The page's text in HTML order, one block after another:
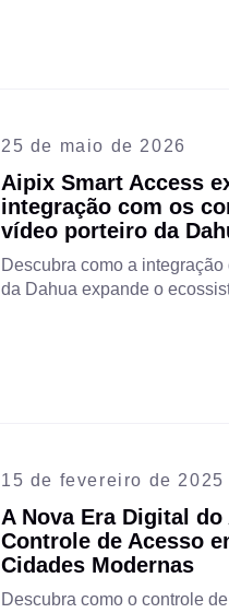
25 de maio de 2026
Aipix Smart Access
integração com os
vídeo porteiro da
Descubra como a
da Dahua expande o
15 de fevereiro de 2025
A Nova Era Digital
Controle de Acesso
Cidades Modernas
Descubra como o controle